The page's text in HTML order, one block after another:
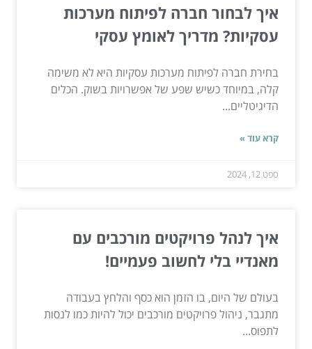
איך לבחור חברה לפיתוח מערכות
עסקיות? מדריך לאומץ עסקי
בחירת חברה לפיתוח מערכות עסקיות היא לא משימה
קלה, במיוחד כשיש שפע של אפשרויות בשוק. הכלים
הדיגיטליים...
קרא עוד »
ספט 12, 2024
איך לנהל פרויקטים מורכבים עם
מאנדיי בלי לחשוב פעמיים!
בעולם של היום, בו הזמן הוא כסף והלחץ בעבודה
מתגבר, ניהול פרויקטים מורכבים יכול להיות כמו לנסות
לתפוס...